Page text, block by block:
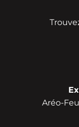
Aréo-